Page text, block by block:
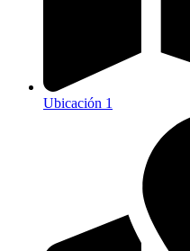
Ubicación 1